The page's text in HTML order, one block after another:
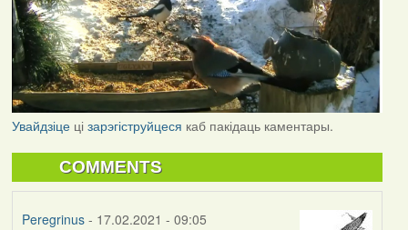
Увайдзіцеці зарэгіструйцеся каб пакідаць каментары.
COMMENTS
Peregrinus- 17.02.2021 - 09:05